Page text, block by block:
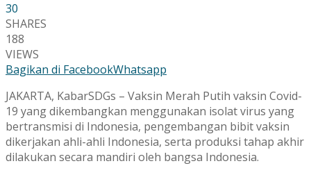
30
SHARES
188
VIEWS
Bagikan di FacebookWhatsapp
JAKARTA, KabarSDGs – Vaksin Merah Putih vaksin Covid-
19 yang dikembangkan menggunakan isolat virus yang
bertransmisi di Indonesia, pengembangan bibit vaksin
dikerjakan ahli-ahli Indonesia, serta produksi tahap akhir
dilakukan secara mandiri oleh bangsa Indonesia.